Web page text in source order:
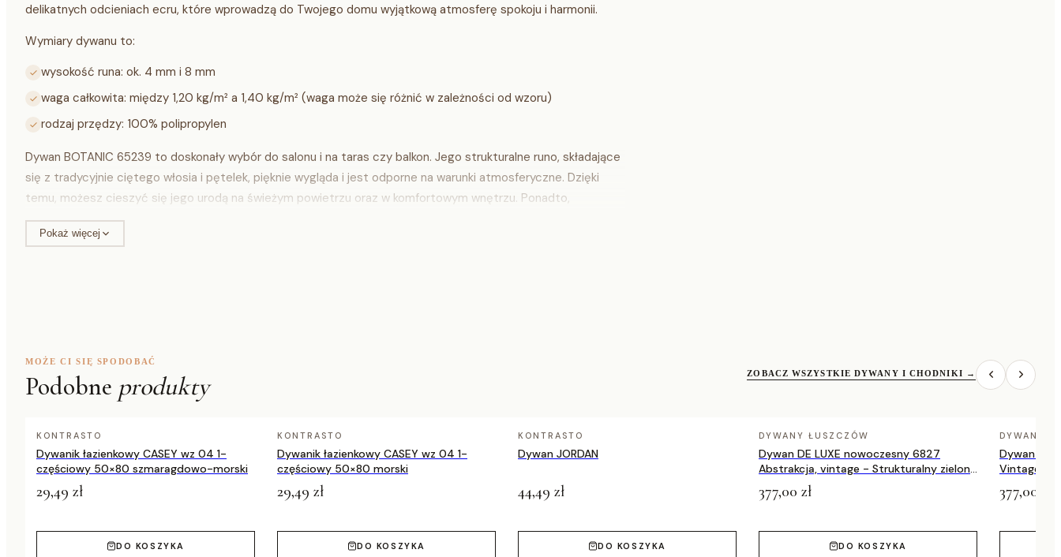
delikatnych odcieniach ecru, które wprowadzą do Twojego domu wyjątkową atmosferę spokoju i harmonii.
Wymiary dywanu to:
wysokość runa: ok. 4 mm i 8 mm
waga całkowita: między 1,20 kg/m² a 1,40 kg/m² (waga może się różnić w zależności od wzoru)
rodzaj przędzy: 100% polipropylen
Dywan BOTANIC 65239 to doskonały wybór do salonu i na taras czy balkon. Jego strukturalne runo, składające
się z tradycyjnie ciętego włosia i pętelek, pięknie wygląda i jest odporne na warunki atmosferyczne. Dzięki
temu, możesz cieszyć się jego urodą na świeżym powietrzu oraz w komfortowym wnętrzu. Ponadto,
czyszczenie dywanu jest szybkie i proste. Jest on idealnym rozwiązaniem dla osób ceniących sobie wygodę.
Dywany z kolekcji BOTANIC charakteryzują się:
połączeniem nowoczesnych technologii produkcji. Jest niezwykle komfortowy w użytkowaniu - doskonały
do chodzenia boso;
certyfikatem OEKO-TEX, który zapewnia bezpieczeństwo dla użytkowników i dla środowiska;
Dywan BOTANIC to estetyka i praktyczność, której potrzebujesz w swoim domu. Przekonaj się, jakie
możliwości oferuje i stwórz wyjątkową przestrzeń, która zachwyci Ciebie oraz Twoich gości.
Pokaż więcej
MOŻE CI SIĘ SPODOBAĆ
Podobne produkty ZOBACZ WSZYSTKIE DYWANY I CHODNIKI →
KONTRASTO
Dywanik łazienkowy CASEY wz 04 1-
częściowy 50×80 szmaragdowo-morski
29,49 zł
DO KOSZYKA
KONTRASTO
Dywanik łazienkowy CASEY wz 04 1-
częściowy 50×80 morski
29,49 zł
DO KOSZYKA
KONTRASTO
Dywan JORDAN
44,49 zł
DO KOSZYKA
DYWANY ŁUSZCZÓW
Dywan DE LUXE nowoczesny 6827
Abstrakcja, vintage - Strukturalny zielony
377,00 zł
DO KOSZYKA
DYWANY
Dywan DE
Vintage
377,00 zł